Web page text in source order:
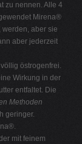
zu nennen. Alle 4
Mirena®
aber sie
aber jederzeit
östrogenfrei.
Wirkung in der
entfaltet. Die
Methoden
geringer.
mit feinem